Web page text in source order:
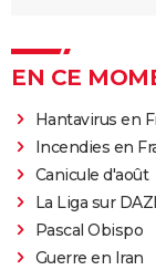
EN CE
Hantavirus en
Incendies en
Canicule d'août
La Liga sur
Pascal Obispo
Guerre en Iran